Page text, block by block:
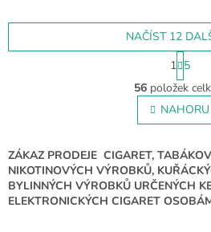
a chladivou chuť mentolu,
O
v
l
á
a
c
í
p
NAČÍST 12
S
t
r
á
n
k
v
á
n
í
1 5
56položek
NAHORU
ZÁKAZ PRODEJE CIGARET,
NIKOTINOVÝCH VÝROBKŮ,
BYLINNÝCH VÝROBKŮ URČENÝCH
ELEKTRONICKÝCH CIGARET